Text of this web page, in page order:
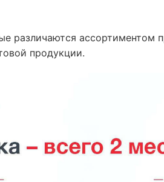
различаются ассортиментом
продукции.